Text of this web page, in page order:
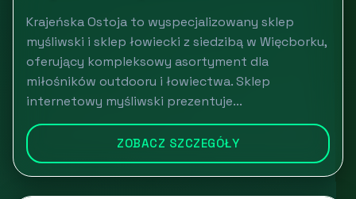
Krajeńska Ostoja to wyspecjalizowany sklep
myśliwski i sklep łowiecki z siedzibą w Więcborku,
oferujący kompleksowy asortyment dla
miłośników outdooru i łowiectwa. Sklep
internetowy myśliwski prezentuje...
ZOBACZ SZCZEGÓŁY